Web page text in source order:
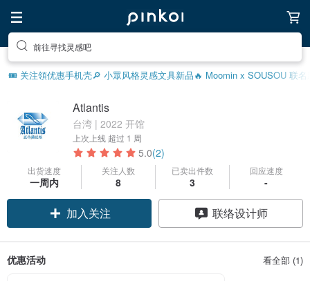
前往寻找灵感吧
🎟️ 关注領优惠手机壳🔎 小眾风格灵感文具新品🔥 Moomin x SOUSOU 联名
Atlantis
台湾 | 2022 开馆
上次上线 超过 1 周
5.0(2)
出货速度
一周内
关注人数
8
已卖出件数
3
回应速度
-
加入关注 联络设计师
优惠活动 看全部 (1)